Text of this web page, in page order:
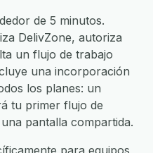
de 5 minutos.
DelivZone, autoriza
un flujo de trabajo
una incorporación
los planes: un
tu primer flujo de
pantalla compartida.
para equipos